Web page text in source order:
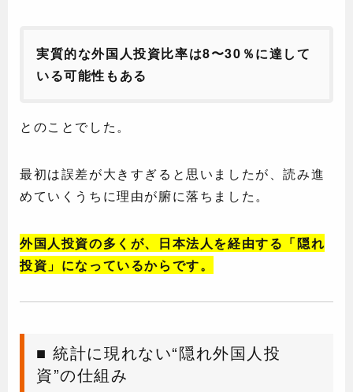
実質的な外国人投資比率は8〜30％に達して
いる可能性もある
とのことでした。
最初は誤差が大きすぎると思いましたが、読み進
めていくうちに理由が腑に落ちました。
外国人投資の多くが、日本法人を経由する「隠れ
投資」になっているからです。
■ 統計に現れない“隠れ外国人投
資”の仕組み